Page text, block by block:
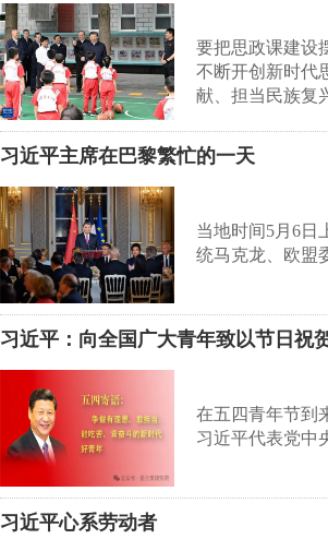
要把思政课建设
不断开创新时代
献、担当民族复
习近平主席在巴黎繁忙的一天
当地时间5月6日
统马克龙、欧盟
习近平：向全国广大青年致以节日祝
在五四青年节到
习近平代表党中
习近平心系劳动者